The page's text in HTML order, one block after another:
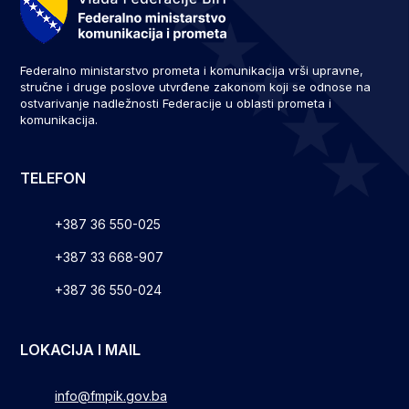
Federalno ministarstvo prometa i komunikacija vrši upravne,
stručne i druge poslove utvrđene zakonom koji se odnose na
ostvarivanje nadležnosti Federacije u oblasti prometa i
komunikacija.
TELEFON
+387 36 550-025
+387 33 668-907
+387 36 550-024
LOKACIJA I MAIL
info@fmpik.gov.ba